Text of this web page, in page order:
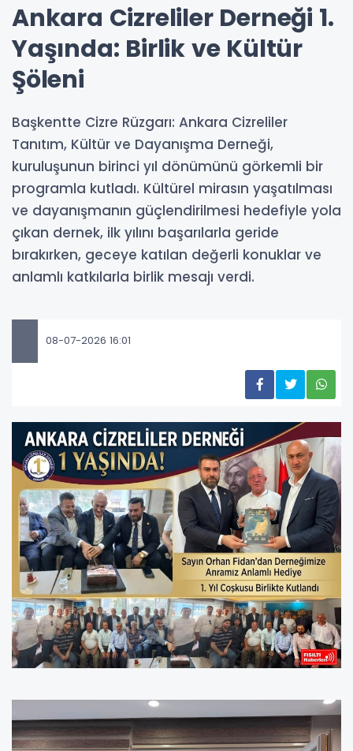
Ankara Cizreliler Derneği 1.
Yaşında: Birlik ve Kültür
Şöleni
Başkentte Cizre Rüzgarı: Ankara Cizreliler
Tanıtım, Kültür ve Dayanışma Derneği,
kuruluşunun birinci yıl dönümünü görkemli bir
programla kutladı. Kültürel mirasın yaşatılması
ve dayanışmanın güçlendirilmesi hedefiyle yola
çıkan dernek, ilk yılını başarılarla geride
bırakırken, geceye katılan değerli konuklar ve
anlamlı katkılarla birlik mesajı verdi.
08-07-2026 16:01